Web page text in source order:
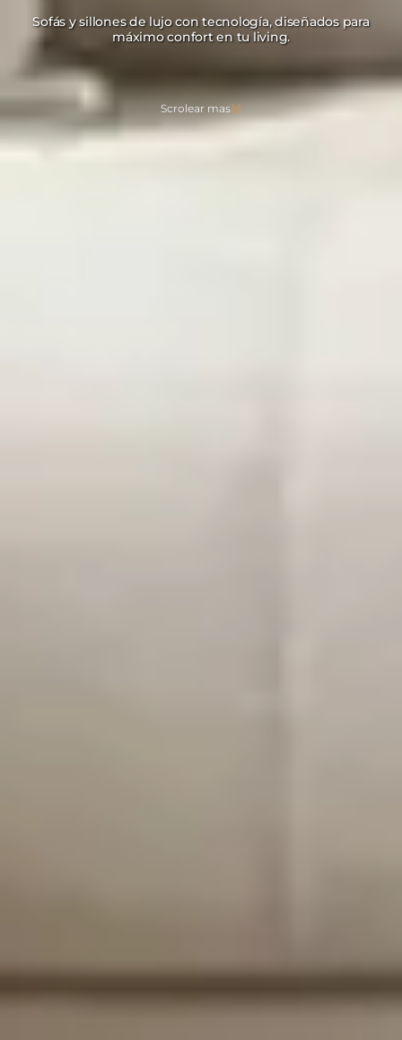
Sofás y sillones de lujo con tecnología, diseñados para
máximo confort en tu living.
Scrolear mas